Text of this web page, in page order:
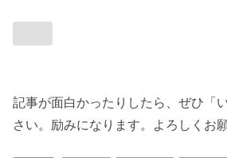
記事が面白かったりしたら、ぜひ「
さい。励みになります。よろしくお